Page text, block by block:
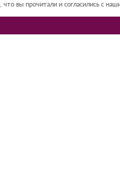
что вы прочитали и согласились с